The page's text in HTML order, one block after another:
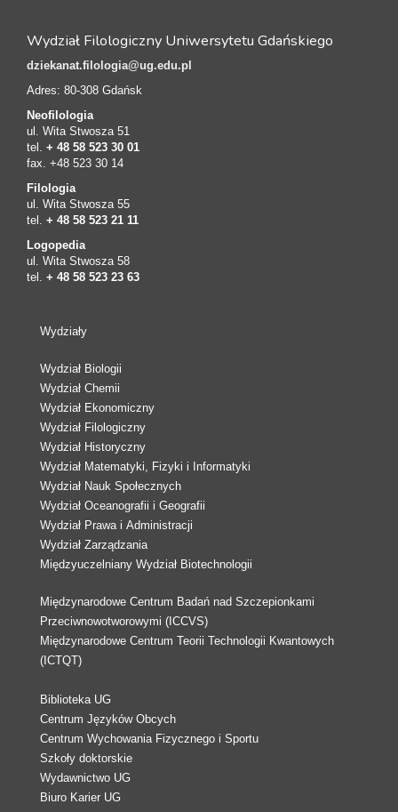
Wydział Filologiczny Uniwersytetu Gdańskiego
dziekanat.filologia@ug.edu.pl
Adres: 80-308 Gdańsk
Neofilologia
ul. Wita Stwosza 51
tel. + 48 58 523 30 01
fax. +48 523 30 14
Filologia
ul. Wita Stwosza 55
tel. + 48 58 523 21 11
Logopedia
ul. Wita Stwosza 58
tel. + 48 58 523 23 63
Wydziały
Wydział Biologii
Wydział Chemii
Wydział Ekonomiczny
Wydział Filologiczny
Wydział Historyczny
Wydział Matematyki, Fizyki i Informatyki
Wydział Nauk Społecznych
Wydział Oceanografii i Geografii
Wydział Prawa i Administracji
Wydział Zarządzania
Międzyuczelniany Wydział Biotechnologii
Międzynarodowe Centrum Badań nad Szczepionkami
Przeciwnowotworowymi (ICCVS)
Międzynarodowe Centrum Teorii Technologii Kwantowych
(ICTQT)
Biblioteka UG
Centrum Języków Obcych
Centrum Wychowania Fizycznego i Sportu
Szkoły doktorskie
Wydawnictwo UG
Biuro Karier UG